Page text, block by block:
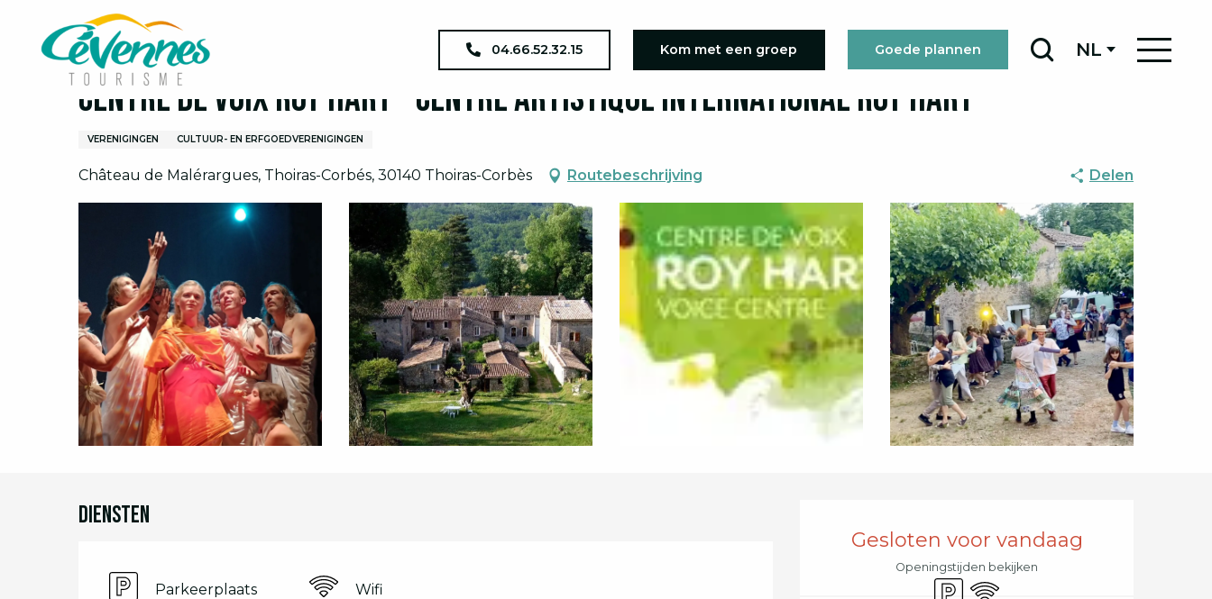
contenu
04.66.52.32.15 Kom met een groep Goede plannen NL
Home Centre de Voix Roy Hart - Centre Artistique International Roy Hart
Centre de Voix Roy Hart - Centre Artistique International Roy Hart
VERENIGINGEN CULTUUR- EN ERFGOEDVERENIGINGEN
Château de Malérargues, Thoiras-Corbés, 30140 Thoiras-Corbès Routebeschrijving Delen
Openingstijden en
Gesloten voor vandaag
Openingstijden bekijken
Parkeerplaats
Wifi
Diensten
Parkeerplaats Wifi